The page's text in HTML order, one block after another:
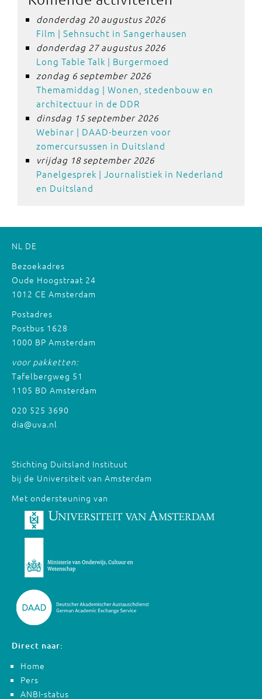
donderdag 20 augustus 2026
Film | Sehnsucht in Sangerhausen
donderdag 27 augustus 2026
Long Table Talk | Burgermoed
zondag 6 september 2026
Themamiddag | Wonen, stedenbouw en
architectuur in de DDR
dinsdag 15 september 2026
Webinar | DAAD-beurzen voor
zomercursussen in Duitsland
vrijdag 18 september 2026
Panelgesprek | Journalistiek in Nederland
en Duitsland
NL DE
Bezoekadres
Oude Hoogstraat 24
1012 CE Amsterdam
Postadres
Postbus 1628
1000 BP Amsterdam
voor pakketten:
Tafelbergweg 51
1105 BD Amsterdam
020 525 3690
dia@uva.nl
Stichting Duitsland Instituut
bij de Universiteit van Amsterdam
Met ondersteuning van
Direct naar:
Home
Pers
ANBI-status